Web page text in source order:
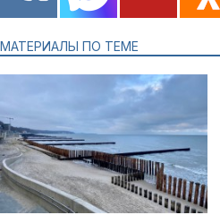
МАТЕРИАЛЫ ПО ТЕМЕ